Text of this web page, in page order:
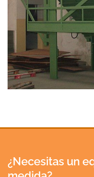
¿Necesitas un